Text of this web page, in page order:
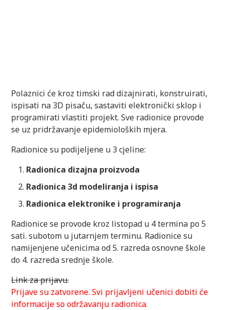
Polaznici će kroz timski rad dizajnirati, konstruirati,
ispisati na 3D pisaču, sastaviti elektronički sklop i
programirati vlastiti projekt. Sve radionice provode
se uz pridržavanje epidemioloških mjera.
Radionice su podijeljene u 3 cjeline:
Radionica dizajna proizvoda
Radionica 3d modeliranja i ispisa
Radionica elektronike i programiranja
Radionice se provode kroz listopad u 4 termina po 5
sati. subotom u jutarnjem terminu. Radionice su
namijenjene učenicima od 5. razreda osnovne škole
do 4. razreda srednje škole.
Link za prijavu.
Prijave su zatvorene. Svi prijavljeni učenici dobiti će
informacije so održavanju radionica.